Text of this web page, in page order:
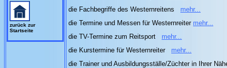
zurück zur
Startseite
die Fachbegriffe des Westernreitens
mehr...
die Termine und Messen für Westernreiter mehr...
die TV-Termine zum Reitsport
mehr...
die Kurstermine für Westernreiter
mehr...
die Trainer und Ausbildungsställe/Züchter in Ihrer